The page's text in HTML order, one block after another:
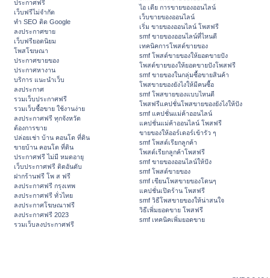
ประกาศฟรี
เว็บฟรีไม่จำกัด
ทำ SEO ติด Google
ลงประกาศขาย
เว็บฟรียอดนิยม
โพสโฆษณา
ประกาศขายของ
ประกาศหางาน
บริการ แนะนำเว็บ
ลงประกาศ
รวมเว็บประกาศฟรี
รวมเว็บซื้อขาย ใช้งานง่าย
ลงประกาศฟรี ทุกจังหวัด
ต้องการขาย
ปล่อยเช่า บ้าน คอนโด ที่ดิน
ขายบ้าน คอนโด ที่ดิน
ประกาศฟรี ไม่มี หมดอายุ
เว็บประกาศฟรี ติดอันดับ
ฝากร้านฟรี โพ ส ฟรี
ลงประกาศฟรี กรุงเทพ
ลงประกาศฟรี ทั่วไทย
ลงประกาศโฆษณาฟรี
ลงประกาศฟรี 2023
รวมเว็บลงประกาศฟรี
ไอ เดีย การขายของออนไลน์
เว็บขายของออนไลน์
เริ่ม ขายของออนไลน์ โพสฟรี
smf ขายของออนไลน์ที่ไหนดี
เทคนิคการโพสต์ขายของ
smf โพสต์ขายของให้ยอดขายปัง
โพสต์ขายของให้ยอดขายปังโพสฟรี
smf ขายของในกลุ่มซื้อขายสินค้า
โพสขายของยังไงให้มีคนซื้อ
smf โพสขายของแบบไหนดี
โพสฟรีแคปชั่นโพสขายของยังไงให้ปัง
smf แคปชั่นแม่ค้าออนไลน์
แคปชั่นแม่ค้าออนไลน์ โพสฟรี
ขายของให้ออร์เดอร์เข้ารัว ๆ
smf โพสต์เรียกลูกค้า
โพสต์เรียกลูกค้าโพสฟรี
smf ขายของออนไลน์ให้ปัง
smf โพสต์ขายของ
smf เขียนโพสขายของโดนๆ
แคปชั่นเปิดร้าน โพสฟรี
smf วิธีโพสขายของให้น่าสนใจ
วิธีเพิ่มยอดขาย โพสฟรี
smf เทคนิคเพิ่มยอดขาย